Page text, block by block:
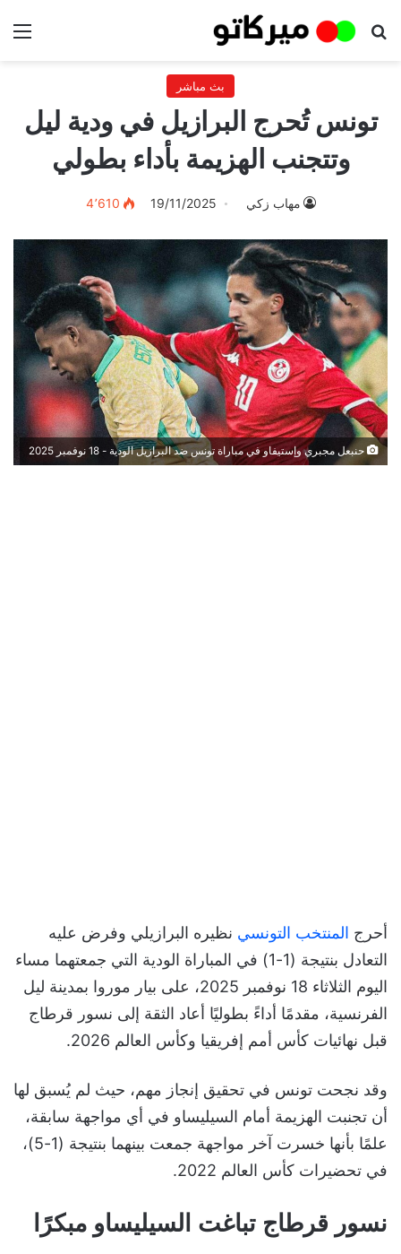
بحث عن
بث مباشر
تونس تُحرج البرازيل في ودية ليل
وتتجنب الهزيمة بأداء بطولي
مهاب زكي 19/11/2025 4٬610
حنبعل مجبري وإستيفاو في مباراة تونس ضد البرازيل الودية - 18 نوفمبر 2025
أحرج المنتخب التونسي نظيره البرازيلي وفرض عليه
التعادل بنتيجة (1-1) في المباراة الودية التي جمعتهما مساء
اليوم الثلاثاء 18 نوفمبر 2025، على بيار موروا بمدينة ليل
الفرنسية، مقدمًا أداءً بطوليًا أعاد الثقة إلى نسور قرطاج
قبل نهائيات كأس أمم إفريقيا وكأس العالم 2026.
وقد نجحت تونس في تحقيق إنجاز مهم، حيث لم يُسبق لها
أن تجنبت الهزيمة أمام السيليساو في أي مواجهة سابقة،
علمًا بأنها خسرت آخر مواجهة جمعت بينهما بنتيجة (1-5)،
في تحضيرات كأس العالم 2022.
نسور قرطاج تباغت السيليساو مبكرًا